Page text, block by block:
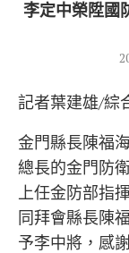
李定中榮陞國
記者葉建雄/綜
金門縣長陳福
總長的金門防
上任金防部指
同拜會縣長陳
予李中將，感